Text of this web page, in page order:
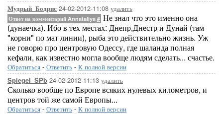
Мудрый_Бодрис 24-02-2012-11:08 удалить
Ответ на комментарий Annataliya # Не знал что это именно она
(дунаечка). Ибо в тех местах: Днепр,Днестр и Дунай (там
"корни" по мат линии), рыба это действительно жизнь. Уж
не говорю про центровую Одессу, где шаланда полная
кефали, как известно могла вообще людям сделать... счастье.
Обратиться - Ответить - К полной версии
Spiegel_SPb 24-02-2012-11:13 удалить
Сколько вообще по Европе всяких нулевых километров, и
центров той же самой Европы...
Обратиться - Ответить - К полной версии